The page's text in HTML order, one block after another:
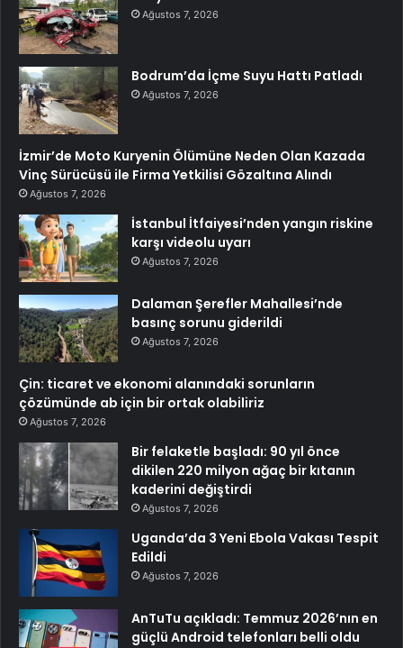
Ağustos 7, 2026
Bodrum’da İçme Suyu Hattı Patladı
Ağustos 7, 2026
İzmir’de Moto Kuryenin Ölümüne Neden Olan Kazada
Vinç Sürücüsü ile Firma Yetkilisi Gözaltına Alındı
Ağustos 7, 2026
İstanbul İtfaiyesi’nden yangın riskine
karşı videolu uyarı
Ağustos 7, 2026
Dalaman Şerefler Mahallesi’nde
basınç sorunu giderildi
Ağustos 7, 2026
Çin: ticaret ve ekonomi alanındaki sorunların
çözümünde ab için bir ortak olabiliriz
Ağustos 7, 2026
Bir felaketle başladı: 90 yıl önce
dikilen 220 milyon ağaç bir kıtanın
kaderini değiştirdi
Ağustos 7, 2026
Uganda’da 3 Yeni Ebola Vakası Tespit
Edildi
Ağustos 7, 2026
AnTuTu açıkladı: Temmuz 2026’nın en
güçlü Android telefonları belli oldu